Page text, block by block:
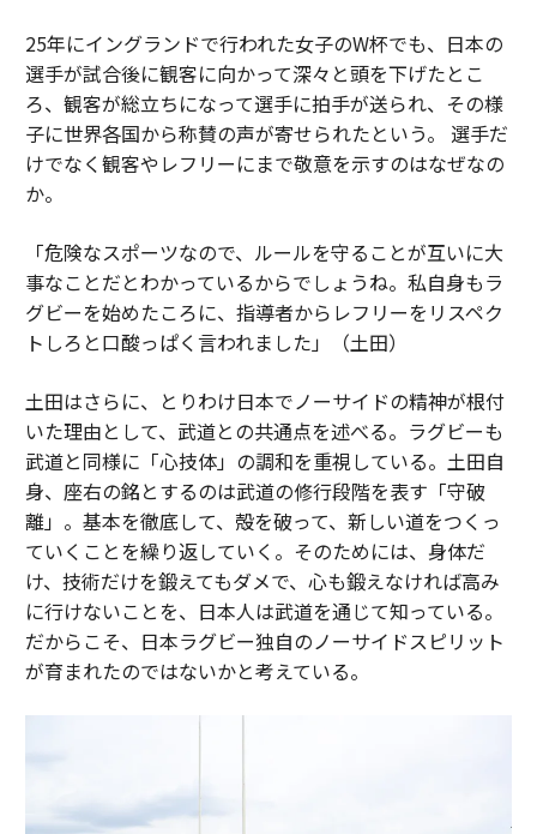
25年にイングランドで行われた女子のW杯でも、日本の
選手が試合後に観客に向かって深々と頭を下げたとこ
ろ、観客が総立ちになって選手に拍手が送られ、その様
子に世界各国から称賛の声が寄せられたという。 選手だ
けでなく観客やレフリーにまで敬意を示すのはなぜなの
か。
「危険なスポーツなので、ルールを守ることが互いに大
事なことだとわかっているからでしょうね。私自身もラ
グビーを始めたころに、指導者からレフリーをリスペク
トしろと口酸っぱく言われました」（土田）
土田はさらに、とりわけ日本でノーサイドの精神が根付
いた理由として、武道との共通点を述べる。ラグビーも
武道と同様に「心技体」の調和を重視している。土田自
身、座右の銘とするのは武道の修行段階を表す「守破
離」。基本を徹底して、殻を破って、新しい道をつくっ
ていくことを繰り返していく。そのためには、身体だ
け、技術だけを鍛えてもダメで、心も鍛えなければ高み
に行けないことを、日本人は武道を通じて知っている。
だからこそ、日本ラグビー独自のノーサイドスピリット
が育まれたのではないかと考えている。